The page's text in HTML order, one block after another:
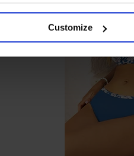
Customize13,50 €